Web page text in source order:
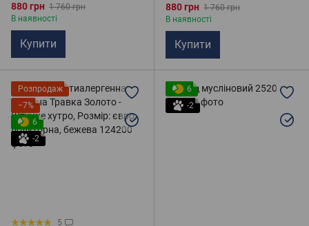
880 грн 1 760 грн
В наявності
Купити
880 грн 1 760 грн
В наявності
Купити
Розпродаж
−7%
6
-2
5
6
-2